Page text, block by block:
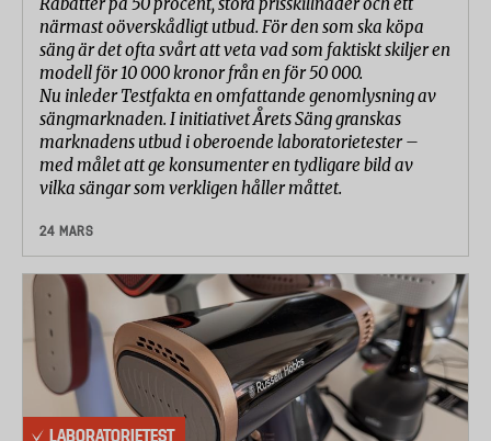
närmast oöverskådligt utbud. För den som ska köpa
säng är det ofta svårt att veta vad som faktiskt skiljer en
modell för 10 000 kronor från en för 50 000.
Nu inleder Testfakta en omfattande genomlysning av
sängmarknaden. I initiativet Årets Säng granskas
marknadens utbud i oberoende laboratorietester –
med målet att ge konsumenter en tydligare bild av
vilka sängar som verkligen håller måttet.
24 MARS
LABORATORIETEST